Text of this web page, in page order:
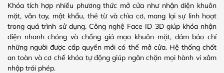
Khóa tích hợp nhiều phương thức mở cửa như nhận diện khuôn
mặt, vân tay, mật khẩu, thẻ từ và chìa cơ, mang lại sự linh hoạt
trong quá trình sử dụng. Công nghệ Face ID 3D giúp khóa nhận
diện nhanh chóng và chống giả mạo khuôn mặt, đảm bảo chỉ
những người được cấp quyền mới có thể mở cửa. Hệ thống chốt
an toàn và cơ chế khóa tự động giúp ngăn chặn mọi hành vi xâm
nhập trái phép.